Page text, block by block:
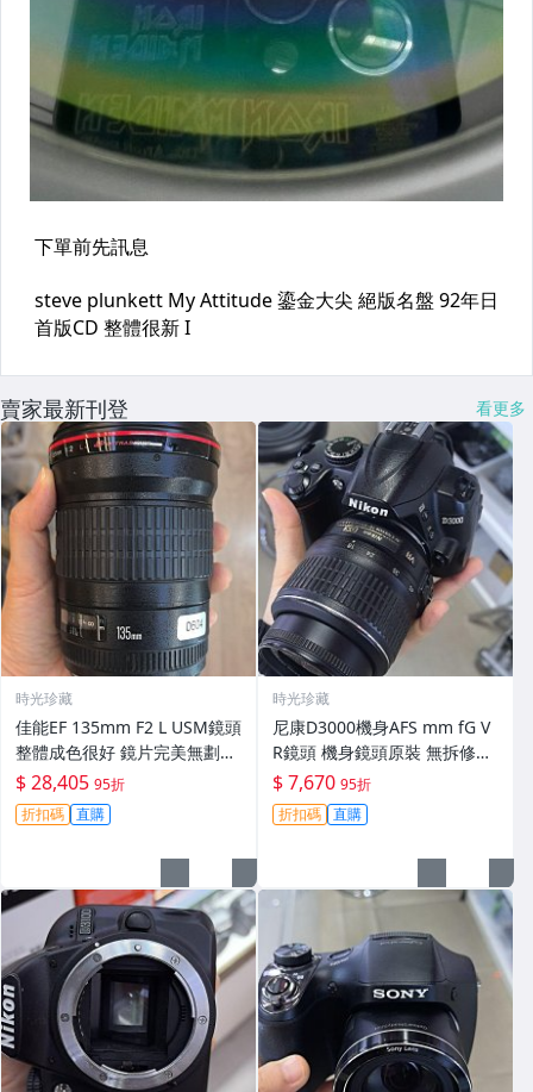
賣家最新刊登 看更多
時光珍藏
佳能EF 135mm F2 L USM鏡頭
整體成色很好 鏡片完美無劃痕
功能一切正常 無拆修無-3430
$ 28,405 95折
折扣碼 直購
時光珍藏
尼康D3000機身AFS mm fG V
R鏡頭 機身鏡頭原裝 無拆修無
翻新 有輕微使用痕跡 鏡頭-34
30
$ 7,670 95折
折扣碼 直購